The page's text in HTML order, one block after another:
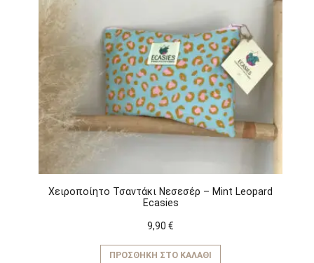
Χειροποίητο Τσαντάκι Νεσεσέρ – Mint Leopard
Ecasies
9,90 €
ΠΡΟΣΘΉΚΗ ΣΤΟ ΚΑΛΆΘΙ